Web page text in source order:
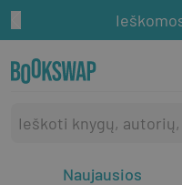
Naujausios